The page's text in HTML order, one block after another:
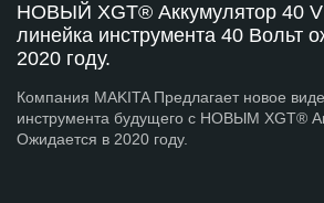
НОВЫЙ XGT® Аккумулятор 40 V
линейка инструмента 40 Вольт
2020 году.
Компания MAKITA Предлагает новое
инструмента будущего с НОВЫМ XGT®
Ожидается в 2020 году.